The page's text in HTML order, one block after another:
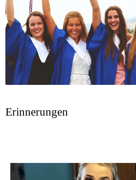
Preise
Gastfamilie
werden
Erinnerungen